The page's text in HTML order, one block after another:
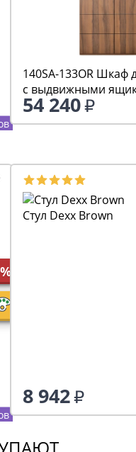
140SA-133OR Шкаф
с выдвижными
орех, дверцы глухие
54 240
Стул Dexx Brown
8 942